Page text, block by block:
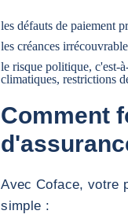
les défauts de paiement
les créances
le risque politique, c'est-
climatiques, restrictions
Comment
Avec Coface, votre
simple :